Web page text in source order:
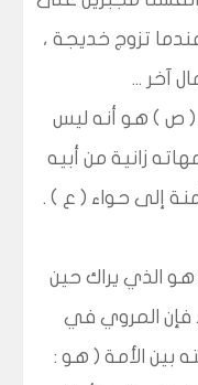
عندما تزوج خديجة ،
آخر ...
( ص ) هو أنه ليس
زانية من أبيه
إلى حواء ( ع ) .
هو الذي يراك حين
فإن المروي في
بين الأمة ( هو :